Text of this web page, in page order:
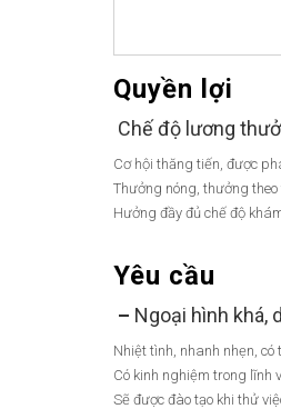
Quyền lợi
Chế độ lương
Cơ hội thăng tiến, được
Thưởng nóng, thưởng
Hưởng đầy đủ chế độ
Yêu cầu
– Ngoại hình khá,
Nhiệt tình, nhanh nhẹn, có
Có kinh nghiệm trong lĩnh
Sẽ được đào tạo khi thử